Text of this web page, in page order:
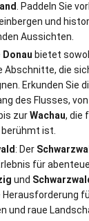
. Paddeln Sie
und
Aussichten.
Donau bietet
Abschnitte, die
Erkunden Sie
des Flusses,
bis zurWachau, die
ist.
: Der
für
und
Herausforderung
und raue